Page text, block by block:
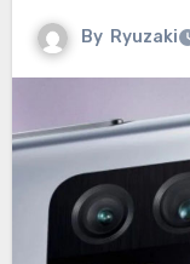
By Ryuzaki